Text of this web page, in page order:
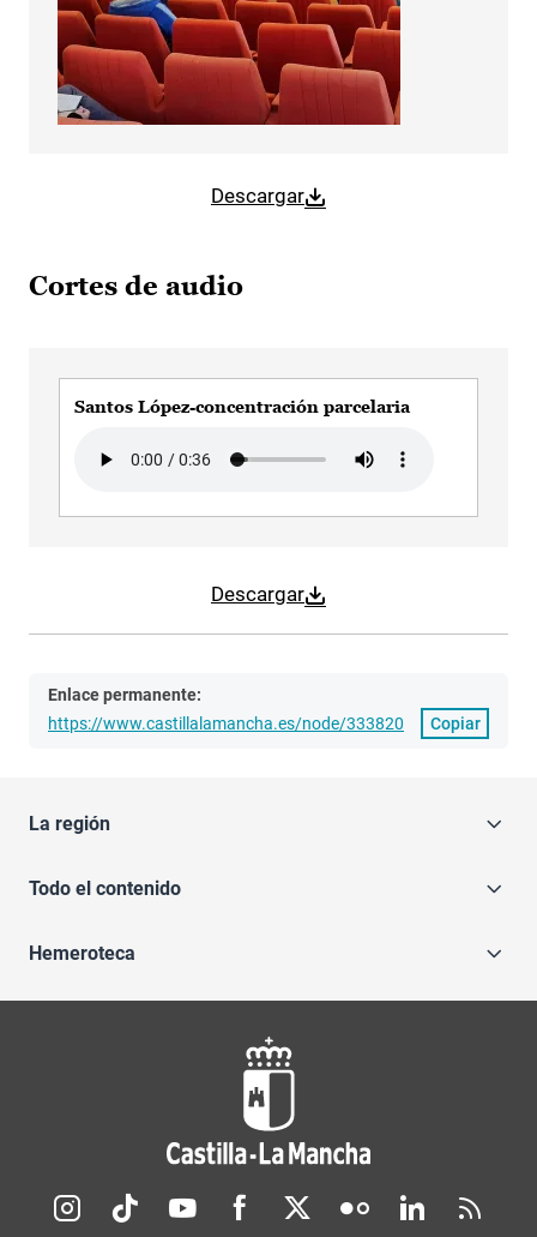
Descargar
Cortes de audio
Descargar
Santos López-concentración parcelaria
Enlace permanente:
https://www.castillalamancha.es/node/333820
Copiar
La región
Todo el contenido
Hemeroteca
Redes sociales JCCM